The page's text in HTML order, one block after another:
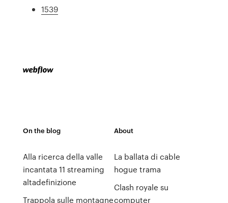
1539
On the blog
Alla ricerca della valle
incantata 11 streaming
altadefinizione
Trappola sulle montagne
About
La ballata di cable
hogue trama
Clash royale su
computer